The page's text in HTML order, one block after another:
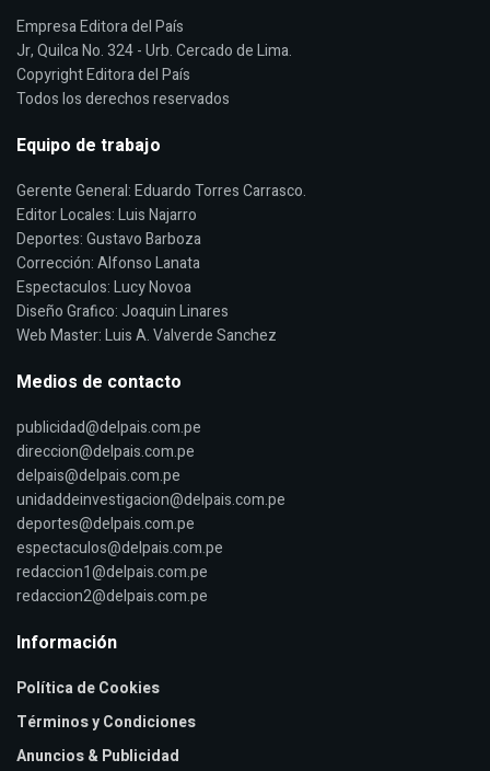
Empresa Editora del País
Jr, Quilca No. 324 - Urb. Cercado de Lima.
Copyright Editora del País
Todos los derechos reservados
Equipo de trabajo
Gerente General: Eduardo Torres Carrasco.
Editor Locales: Luis Najarro
Deportes: Gustavo Barboza
Corrección: Alfonso Lanata
Espectaculos: Lucy Novoa
Diseño Grafico: Joaquin Linares
Web Master: Luis A. Valverde Sanchez
Medios de contacto
publicidad@delpais.com.pe
direccion@delpais.com.pe
delpais@delpais.com.pe
unidaddeinvestigacion@delpais.com.pe
deportes@delpais.com.pe
espectaculos@delpais.com.pe
redaccion1@delpais.com.pe
redaccion2@delpais.com.pe
Información
Política de Cookies
Términos y Condiciones
Anuncios & Publicidad